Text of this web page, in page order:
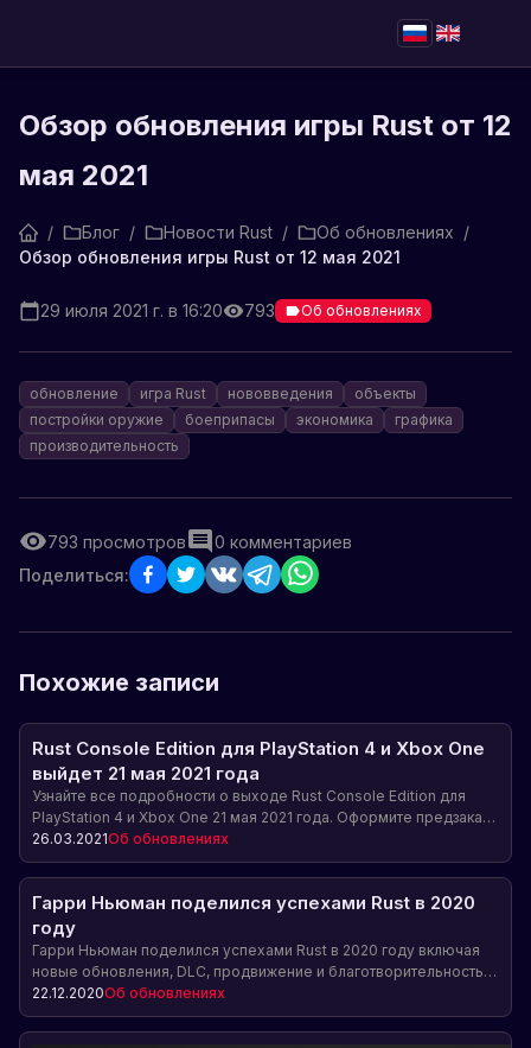
Обзор обновления игры Rust от 12
мая 2021
/ Блог / Новости Rust / Об обновлениях /
Обзор обновления игры Rust от 12 мая 2021
29 июля 2021 г. в 16:20 793 Об обновлениях
обновление игра Rust нововведения
объекты
постройки оружие
боеприпасы экономика
графика
производительность
793 просмотров 0 комментариев
Поделиться:
Похожие записи
Rust Console Edition для PlayStation 4 и Xbox One
выйдет 21 мая 2021 года
Узнайте все подробности о выходе Rust Console Edition для
PlayStation 4 и Xbox One 21 мая 2021 года. Оформите предзаказ
на игру и получите эксклюзивные бонусы: наборы скинов,
ранний доступ и многое другое.
26.03.2021Об обновлениях
Гарри Ньюман поделился успехами Rust в 2020
году
Гарри Ньюман поделился успехами Rust в 2020 году включая
новые обновления, DLC, продвижение и благотворительность.
Также были даны обещания о выходе консольной версии в 2021
году. Статья также содержит статистические данные о
продажах и доходе от DLC.
22.12.2020Об обновлениях